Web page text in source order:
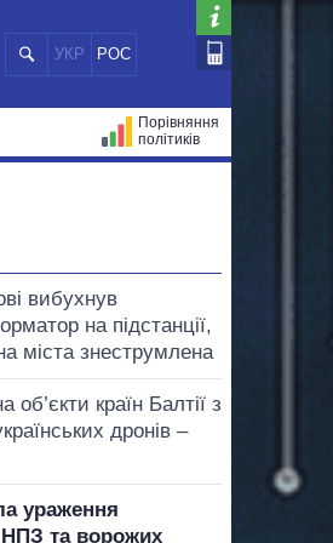
УКР РОС
Порівняння
політиків
вибухнув
на підстанції,
міста знеструмлена
об’єкти країн Балтії з
дронів –
ураження
та ворожих